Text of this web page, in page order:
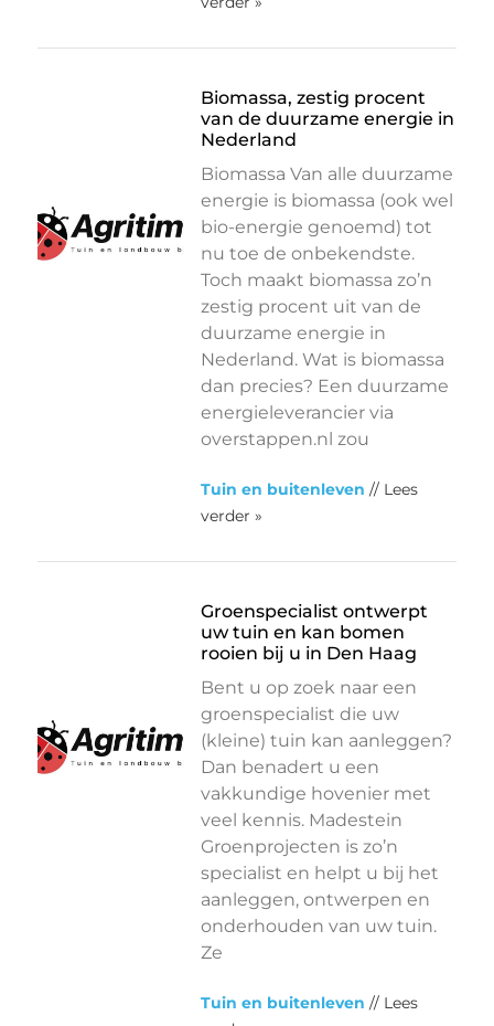
Biomassa, zestig procent
van de duurzame energie in
Nederland
Biomassa Van alle duurzame
energie is biomassa (ook wel
bio-energie genoemd) tot
nu toe de onbekendste.
Toch maakt biomassa zo’n
zestig procent uit van de
duurzame energie in
Nederland. Wat is biomassa
dan precies? Een duurzame
energieleverancier via
overstappen.nl zou
Tuin en buitenleven // Lees
verder »
Groenspecialist ontwerpt
uw tuin en kan bomen
rooien bij u in Den Haag
Bent u op zoek naar een
groenspecialist die uw
(kleine) tuin kan aanleggen?
Dan benadert u een
vakkundige hovenier met
veel kennis. Madestein
Groenprojecten is zo’n
specialist en helpt u bij het
aanleggen, ontwerpen en
onderhouden van uw tuin.
Ze
Tuin en buitenleven // Lees